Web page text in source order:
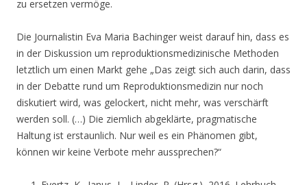
zu ersetzen vermöge.
Die Journalistin Eva Maria Bachinger weist darauf hin, dass es
in der Diskussion um reproduktionsmedizinische Methoden
letztlich um einen Markt gehe „Das zeigt sich auch darin, dass
in der Debatte rund um Reproduktionsmedizin nur noch
diskutiert wird, was gelockert, nicht mehr, was verschärft
werden soll. (…) Die ziemlich abgeklärte, pragmatische
Haltung ist erstaunlich. Nur weil es ein Phänomen gibt,
können wir keine Verbote mehr aussprechen?“